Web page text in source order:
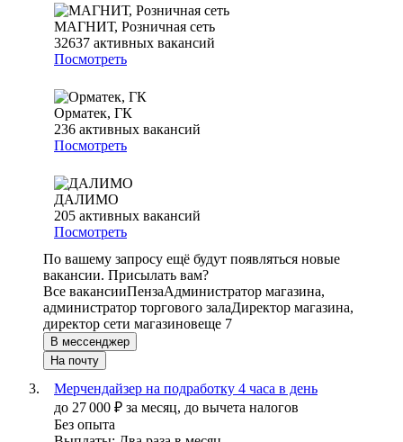
МАГНИТ, Розничная сеть
32637 активных вакансий
Посмотреть
Орматек, ГК
236 активных вакансий
Посмотреть
ДАЛИМО
205 активных вакансий
Посмотреть
По вашему запросу ещё будут появляться новые
вакансии. Присылать вам?
Все вакансииПензаАдминистратор магазина,
администратор торгового залаДиректор магазина,
директор сети магазиновеще 7
В мессенджер
На почту
Мерчендайзер на подработку 4 часа в день
до 27 000 ₽ за месяц, до вычета налогов
Без опыта